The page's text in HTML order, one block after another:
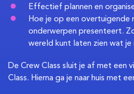
Effectief plannen en
Hoe je op een overtuigende
onderwerpen presenteert.
wereld kunt laten zien wat je
De Crew Class sluit je af met een
Class. Hierna ga je naar huis met